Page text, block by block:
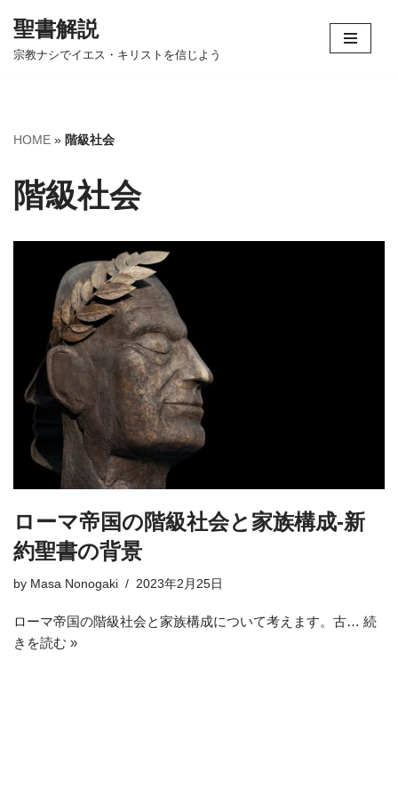
コ
ツ
ス
キ
プ
聖書解説
宗教ナシでイエス・キリストを信じよう
HOME » 階級社会
階級社会
ローマ帝国の階級社会と家族構成-新
約聖書の背景
by Masa Nonogaki 2023年2月25日
ローマ帝国の階級社会と家族構成について考えます。古… 続
きを読む »